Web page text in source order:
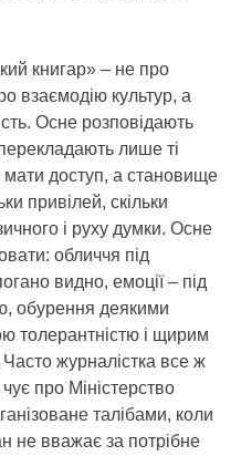
книгар» – не про
взаємодію культур, а
Осне розповідають
лише ті
доступ, а становище
привілей, скільки
і руху думки. Осне
обличчя під
видно, емоції – під
обурення деякими
толерантністю і щирим
журналістка все ж
про Міністерство
талібами, коли
не вважає за потрібне